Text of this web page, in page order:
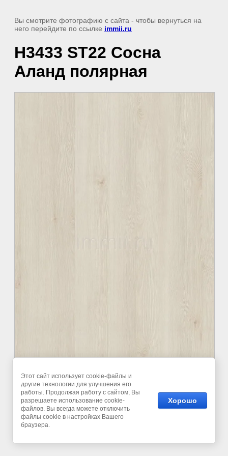
Вы смотрите фотографию с сайта - чтобы вернуться на
него перейдите по ссылке immii.ru
H3433 ST22 Сосна
Аланд полярная
Этот сайт использует cookie-файлы и
другие технологии для улучшения его
работы. Продолжая работу с сайтом, Вы
разрешаете использование cookie-
файлов. Вы всегда можете отключить
файлы cookie в настройках Вашего
браузера.
Хорошо